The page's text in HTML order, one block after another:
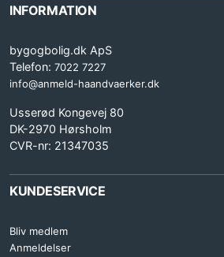
INFORMATION
bygogbolig.dk ApS
Telefon: 7022 7227
info@anmeld-haandvaerker.dk
Usserød Kongevej 80
DK-2970 Hørsholm
CVR-nr: 21347035
KUNDESERVICE
Bliv medlem
Anmeldelser